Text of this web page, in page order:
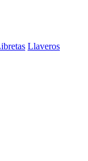
Llaveros